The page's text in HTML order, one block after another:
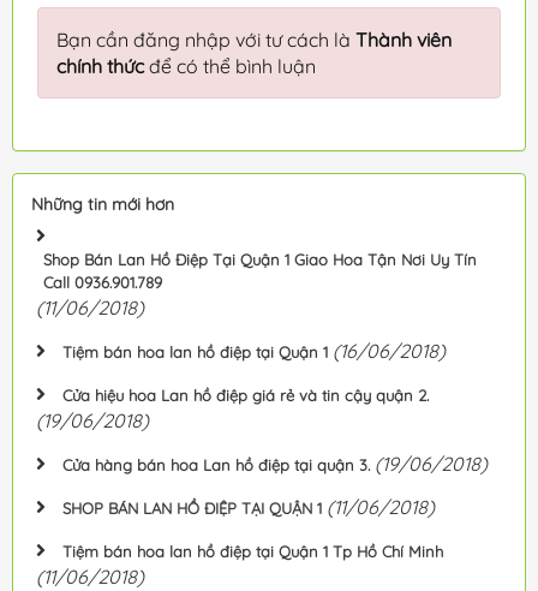
Bạn cần đăng nhập với tư cách là Thành viên
chính thứcđể có thể bình luận
Những tin mới hơn
Shop Bán Lan Hồ Điệp Tại Quận 1 Giao Hoa Tận Nơi Uy Tín
Call 0936.901.789
(11/06/2018)
Tiệm bán hoa lan hồ điệp tại Quận 1 (16/06/2018)
Cửa hiệu hoa Lan hồ điệp giá rẻ và tin cậy quận 2.
(19/06/2018)
Cửa hàng bán hoa Lan hồ điệp tại quận 3. (19/06/2018)
SHOP BÁN LAN HỒ ĐIỆP TẠI QUẬN 1 (11/06/2018)
Tiệm bán hoa lan hồ điệp tại Quận 1 Tp Hồ Chí Minh
(11/06/2018)